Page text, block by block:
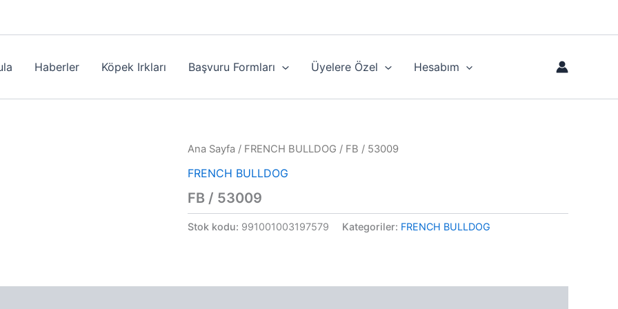
Haberler Köpek Irkları Başvuru Formları Üyelere Özel Hesabım
Ana Sayfa / FRENCH BULLDOG / FB / 53009
FRENCH BULLDOG
FB / 53009
Stok kodu: 991001003197579 Kategoriler: FRENCH BULLDOG